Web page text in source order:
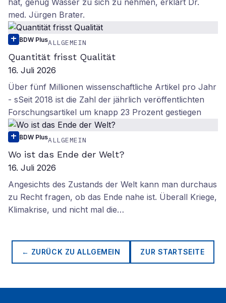
hat, genug Wasser zu sich zu nehmen, erklärt Dr.
med. Jürgen Brater.
BDW PlusALLGEMEIN
Quantität frisst Qualität
16. Juli 2026
Über fünf Millionen wissenschaftliche Artikel pro Jahr
- sSeit 2018 ist die Zahl der jährlich veröffentlichten
Forschungsartikel um knapp 23 Prozent gestiegen
BDW PlusALLGEMEIN
Wo ist das Ende der Welt?
16. Juli 2026
Angesichts des Zustands der Welt kann man durchaus
zu Recht fragen, ob das Ende nahe ist. Überall Kriege,
Klimakrise, und nicht mal die…
← ZURÜCK ZUALLGEMEIN ZUR STARTSEITE